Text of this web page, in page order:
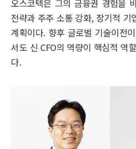
오스코텍은 그의 금융권 경험을
전략과 주주 소통 강화, 장기적 기
계획이다. 향후 글로벌 기술이전
서도 신 CFO의 역량이 핵심적 역
다.